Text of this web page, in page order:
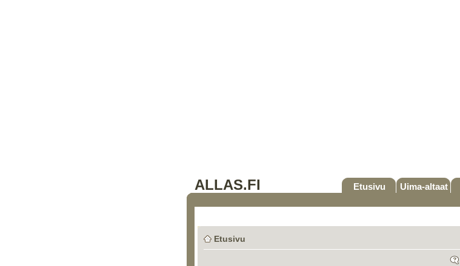
ALLAS.FI Etusivu Uima-altaat
Etusivu